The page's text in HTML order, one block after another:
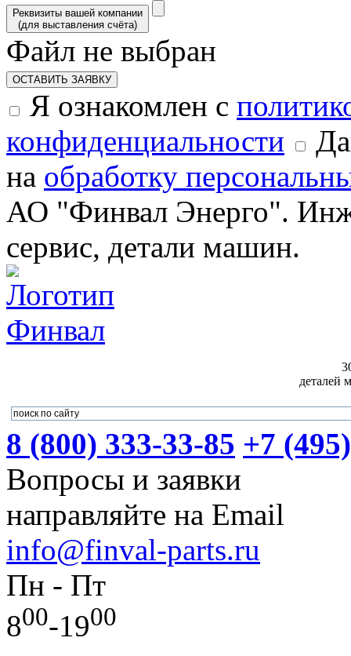
Реквизиты вашей компании
(для выставления счёта)
Файл не выбран
ОСТАВИТЬ ЗАЯВКУ
Я ознакомлен с
конфиденциальности
на обработку
АО "Финвал Энерго".
сервис, детали машин.
деталей
8 (800) 333-33-85 +7
Вопросы и заявки
направляйте на Email
info@finval-parts.ru
Пн - Пт
800-1900